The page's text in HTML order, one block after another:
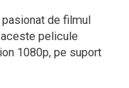
de filmul
pelicule
1080p, pe suport